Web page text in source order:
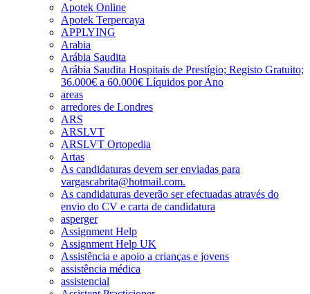
Apotek Online
Apotek Terpercaya
APPLYING
Arabia
Arábia Saudita
Arábia Saudita Hospitais de Prestígio; Registo Gratuito;
36.000€ a 60.000€ Líquidos por Ano
areas
arredores de Londres
ARS
ARSLVT
ARSLVT Ortopedia
Artas
As candidaturas devem ser enviadas para
vargascabrita@hotmail.com.
As candidaturas deverão ser efectuadas através do
envio do CV e carta de candidatura
asperger
Assignment Help
Assignment Help UK
Assistência e apoio a crianças e jovens
assistência médica
assistencial